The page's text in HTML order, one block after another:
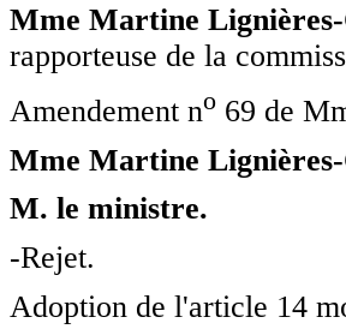
Mme Martine Lignières-
rapporteuse de la
Amendement no 69 de
Mme Martine Lignières-
M. le ministre.
-Rejet.
Adoption de l'article 14